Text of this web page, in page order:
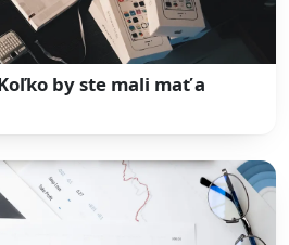
by ste mali mať a